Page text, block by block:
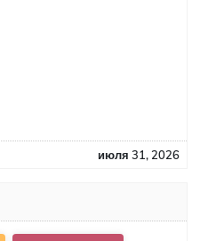
июля 31, 2026